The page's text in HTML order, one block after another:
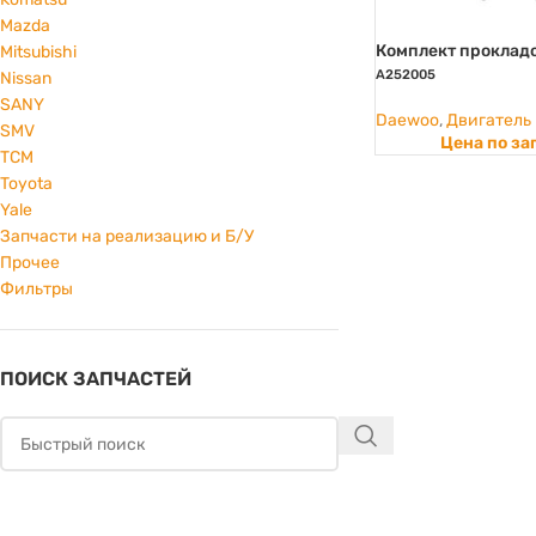
Mazda
Mitsubishi
Nissan
SANY
SMV
TCM
Toyota
Yale
Запчасти на реализацию и Б/У
Прочее
Фильтры
ПОИСК ЗАПЧАСТЕЙ
Комплект
A252005
Daewoo,Двигатель
Цена по